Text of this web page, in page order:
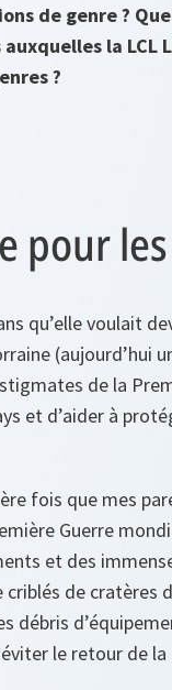
de genre ?
la LCL
?
pour
qu’elle voulait
(aujourd’hui
de la
et d’aider à
fois que mes
Guerre
et des
de cratères
débris
le retour de la